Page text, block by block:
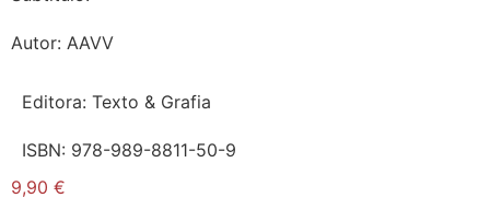
Autor: AAVV
Editora: Texto & Grafia
ISBN: 978-989-8811-50-9
9,90 €